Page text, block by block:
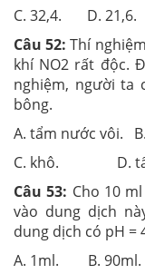
C. 32,4. D. 21,6.
Câu 52: Thí
khí NO2 rất độc.
nghiệm, người ta
bông.
A. tẩm nước vôi.
C. khô. D.
Câu 53: Cho 10
vào dung dịch
dung dịch có pH =
A. 1ml. B. 90ml.